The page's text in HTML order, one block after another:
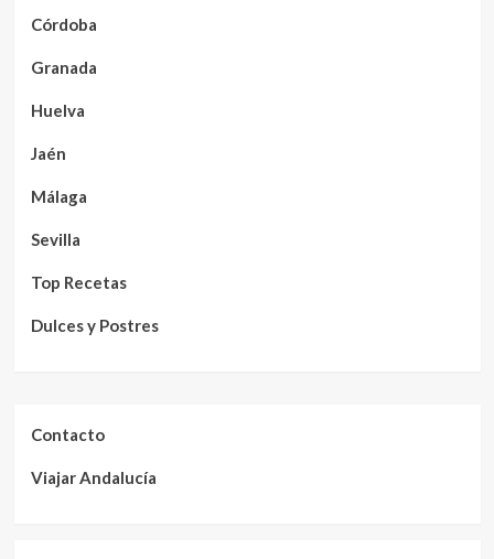
Córdoba
Granada
Huelva
Jaén
Málaga
Sevilla
Top Recetas
Dulces y Postres
Contacto
Viajar Andalucía